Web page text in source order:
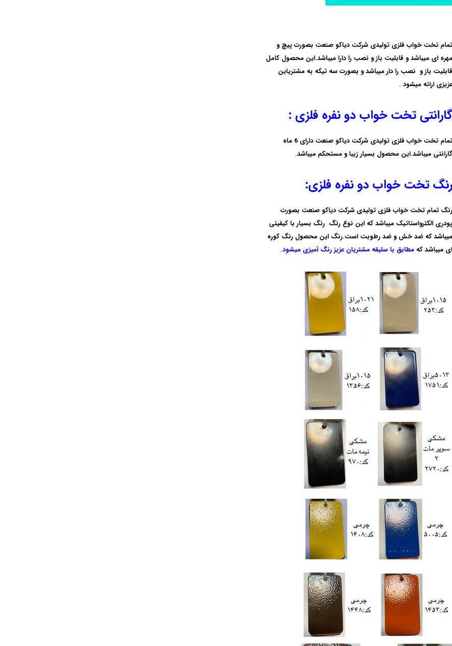
تمام تخت خواب فلزی تولیدی شرکت دیاکو صنعت بصورت پیچ و
مهره ای میباشد و قابلیت باز و نصب را دارا میباشد.این محصول کامل
قابلیت باز و نصب را دار میباشد و بصورت سه تیکه به مشتریاین
عزیزی ارائه میشود .
گارانتی تخت خواب دو نفره فلزی :
تمام تخت خواب فلزی تولیدی شرکت دیاکو صنعت دارای
6 ماه
گارانتی میباشد.این محصول بسیار زیبا و مستحکم میباشد.
رنگ تخت خواب دو نفره فلزی:
رنگ تمام تخت خواب فلزی تولیدی شرکت دیاکو صنعت بصورت
پودری الکترواستاتیک میباشد که این نوع رنگ رنگ بسیار با کیفیتی
میباشد که ضد خش و ضد رطوبت است.رنگ این محصول رنگ کوره
ای میباشد که مطابق با سلیقه مشتریان عزیز رنگ آمیزی میشود.